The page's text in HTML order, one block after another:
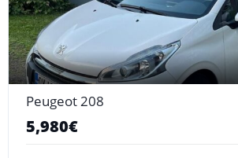
Peugeot 208
5,980€